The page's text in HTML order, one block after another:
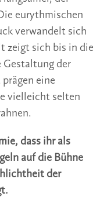
eurythmischen
verwandelt sich
zeigt sich bis in die
Gestaltung der
eine
vielleicht selten
dass ihr als
auf die Bühne
der